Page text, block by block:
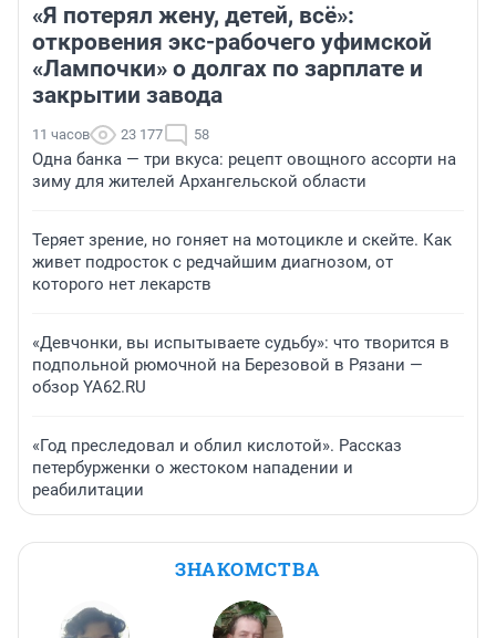
«Я потерял жену, детей, всё»:
откровения экс-рабочего уфимской
«Лампочки» о долгах по зарплате и
закрытии завода
11 часов 23 177 58
Одна банка — три вкуса: рецепт овощного ассорти на
зиму для жителей Архангельской области
Теряет зрение, но гоняет на мотоцикле и скейте. Как
живет подросток с редчайшим диагнозом, от
которого нет лекарств
«Девчонки, вы испытываете судьбу»: что творится в
подпольной рюмочной на Березовой в Рязани —
обзор YA62.RU
«Год преследовал и облил кислотой». Рассказ
петербурженки о жестоком нападении и
реабилитации
ЗНАКОМСТВА